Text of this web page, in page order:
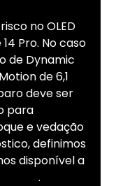
no OLED
Pro. No caso
de Dynamic
de 6,1
deve ser
para
e vedação
definimos
disponível a
.